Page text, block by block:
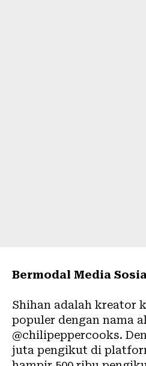
Bermodal Media
Shihan adalah kreator
populer dengan nama
@chilipeppercooks.
juta pengikut di